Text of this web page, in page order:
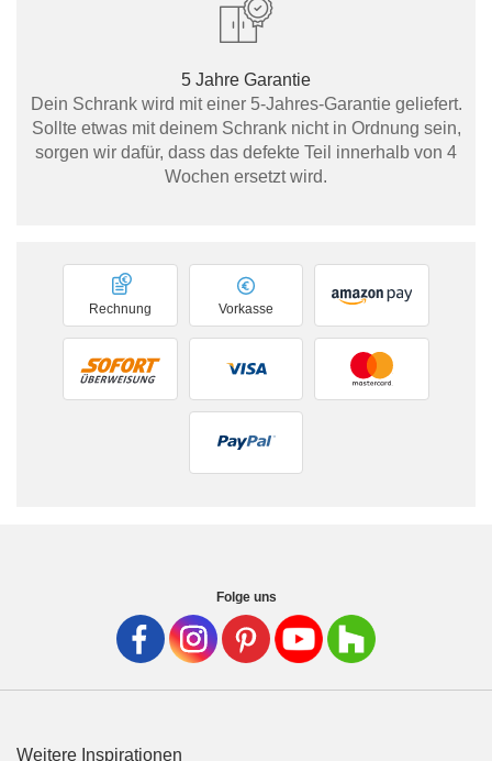
5 Jahre Garantie
Dein Schrank wird mit einer 5-Jahres-Garantie geliefert.
Sollte etwas mit deinem Schrank nicht in Ordnung sein,
sorgen wir dafür, dass das defekte Teil innerhalb von 4
Wochen ersetzt wird.
Vorkasse
Rechnung
Folge uns
Weitere Inspirationen